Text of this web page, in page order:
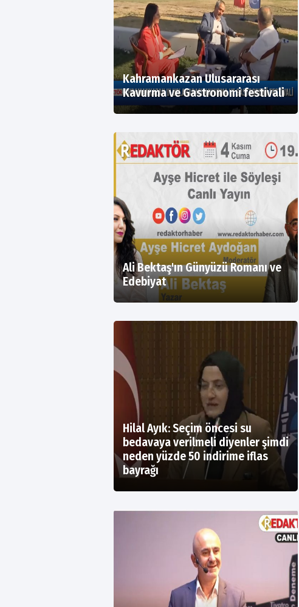
Kahramankazan Ulusararası
Kavurma ve Gastronomi festivali
Ali Bektaş'ın Günyüzü Romanı ve
Edebiyat
Hilal Ayık: Seçim öncesi su
bedavaya verilmeli diyenler şimdi
neden yüzde 50 indirime iflas
bayrağı